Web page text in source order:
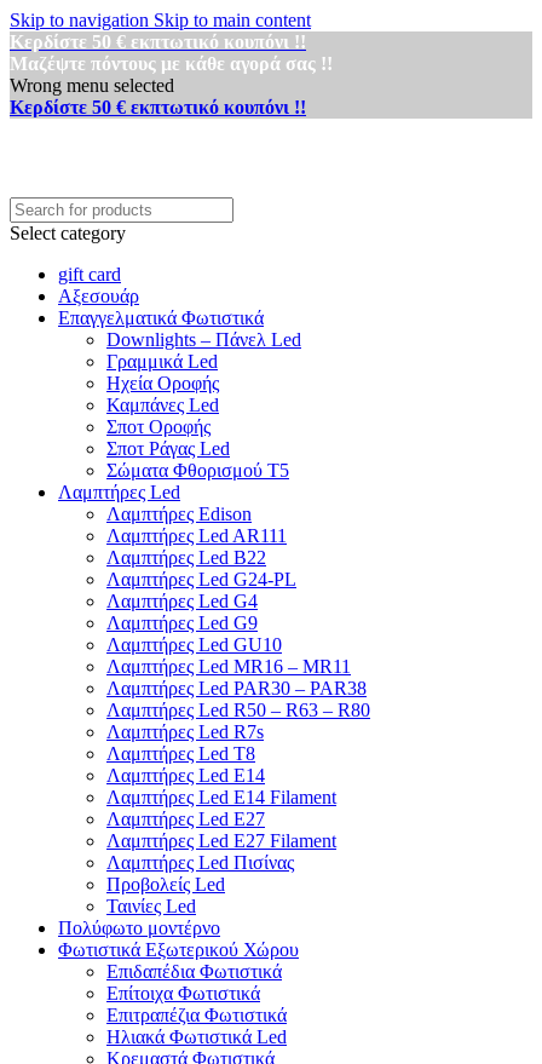
Skip to navigation Skip to main content
Κερδίστε 50 € εκπτωτικό κουπόνι !!
Μαζέψτε πόντους με κάθε αγορά σας !!
Wrong menu selected
Κερδίστε 50 € εκπτωτικό κουπόνι !!
Select category
gift card
Αξεσουάρ
Επαγγελματικά Φωτιστικά
Downlights – Πάνελ Led
Γραμμικά Led
Ηχεία Οροφής
Καμπάνες Led
Σποτ Οροφής
Σποτ Ράγας Led
Σώματα Φθορισμού Τ5
Λαμπτήρες Led
Λαμπτήρες Edison
Λαμπτήρες Led AR111
Λαμπτήρες Led B22
Λαμπτήρες Led G24-PL
Λαμπτήρες Led G4
Λαμπτήρες Led G9
Λαμπτήρες Led GU10
Λαμπτήρες Led MR16 – MR11
Λαμπτήρες Led PAR30 – PAR38
Λαμπτήρες Led R50 – R63 – R80
Λαμπτήρες Led R7s
Λαμπτήρες Led T8
Λαμπτήρες Led Ε14
Λαμπτήρες Led Ε14 Filament
Λαμπτήρες Led Ε27
Λαμπτήρες Led Ε27 Filament
Λαμπτήρες Led Πισίνας
Προβολείς Led
Ταινίες Led
Πολύφωτο μοντέρνο
Φωτιστικά Εξωτερικού Χώρου
Επιδαπέδια Φωτιστικά
Επίτοιχα Φωτιστικά
Επιτραπέζια Φωτιστικά
Ηλιακά Φωτιστικά Led
Κρεμαστά Φωτιστικά